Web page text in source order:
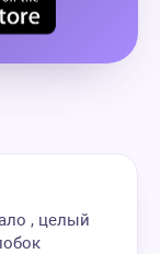
, целый